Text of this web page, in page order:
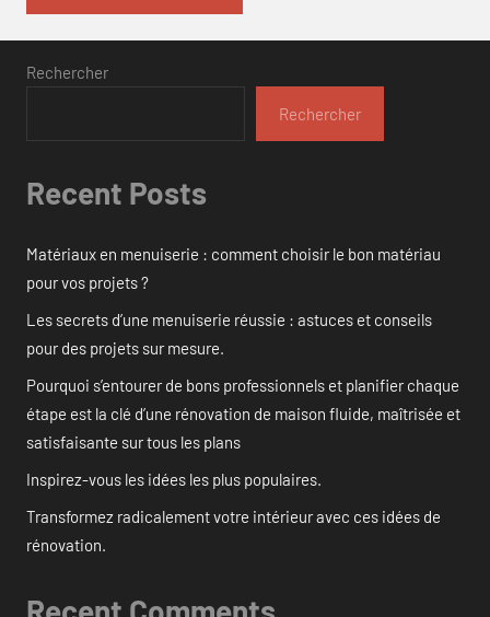
Rechercher
Rechercher
Recent Posts
Matériaux en menuiserie : comment choisir le bon matériau
pour vos projets ?
Les secrets d’une menuiserie réussie : astuces et conseils
pour des projets sur mesure.
Pourquoi s’entourer de bons professionnels et planifier chaque
étape est la clé d’une rénovation de maison fluide, maîtrisée et
satisfaisante sur tous les plans
Inspirez-vous les idées les plus populaires.
Transformez radicalement votre intérieur avec ces idées de
rénovation.